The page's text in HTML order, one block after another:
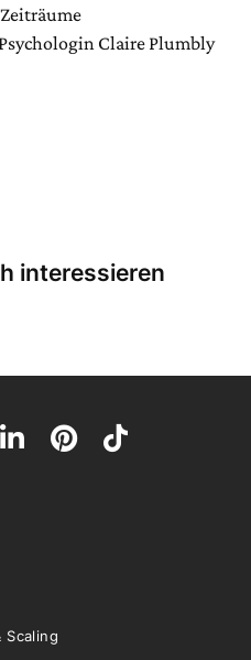
Claire Plumbly
interessieren
Scaling